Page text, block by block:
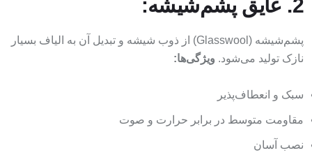
2. عایق پشم‌شیشه:
پشم‌شیشه (Glasswool) از ذوب شیشه و تبدیل آن به الیاف بسیار
نازک تولید می‌شود. ویژگی‌ها:
سبک و انعطاف‌پذیر
مقاومت متوسط در برابر حرارت و صوت
نصب آسان